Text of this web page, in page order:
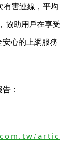
有害連線，平均
協助用戶在享受
心的上網服務
：
artic